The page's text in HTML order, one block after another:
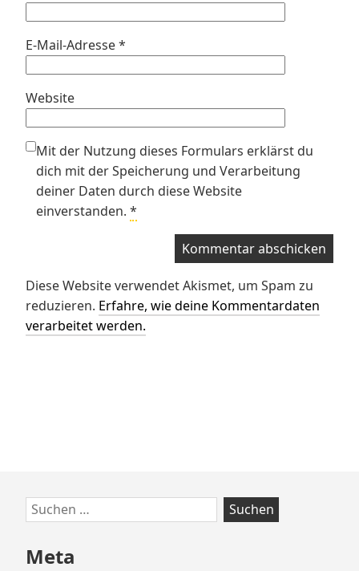
E-Mail-Adresse*
Website
Mit der Nutzung dieses Formulars erklärst du
dich mit der Speicherung und Verarbeitung
deiner Daten durch diese Website
einverstanden. *
Diese Website verwendet Akismet, um Spam zu
reduzieren. Erfahre, wie deine Kommentardaten
verarbeitet werden.
Zum
Footer
springen
Suchen
nach:
Meta